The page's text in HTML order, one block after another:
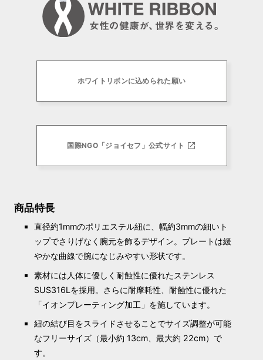
ホワイトリボンに込められた願い
国際NGO「ジョイセフ」公式サイト
商品特長
直径約1mmのポリエステル紐に、幅約3mmの細いト
ップでさりげなく腕元を飾るデザイン。プレートは緩
やかな曲線で腕になじみやすい形状です。
素材には人体に優しく耐蝕性に優れたステンレス
SUS316Lを採用。さらに耐摩耗性、耐蝕性に優れた
「イオンプレーティング加工」を施しています。
紐の結び目をスライドさせることでサイズ調整が可能
なフリーサイズ（最小約 13cm、最大約 22cm）で
す。